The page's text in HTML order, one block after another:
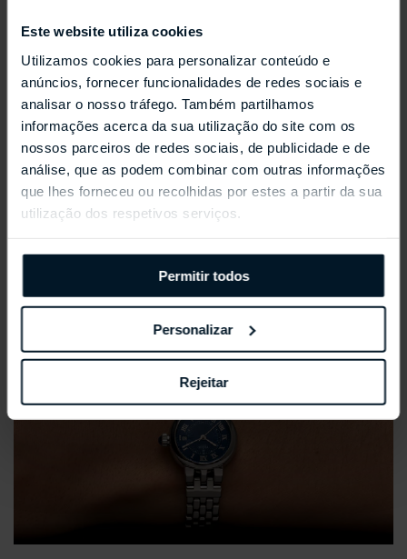
Este website utiliza cookies
Utilizamos cookies para personalizar conteúdo e
anúncios, fornecer funcionalidades de redes sociais e
analisar o nosso tráfego. Também partilhamos
informações acerca da sua utilização do site com os
nossos parceiros de redes sociais, de publicidade e de
análise, que as podem combinar com outras informações
que lhes forneceu ou recolhidas por estes a partir da sua
utilização dos respetivos serviços.
Permitir todos
Personalizar
Rejeitar